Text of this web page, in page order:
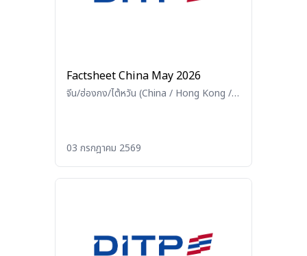
Factsheet China May 2026
จีน/ฮ่องกง/ไต้หวัน (China / Hong Kong /
03 กรกฎาคม 2569